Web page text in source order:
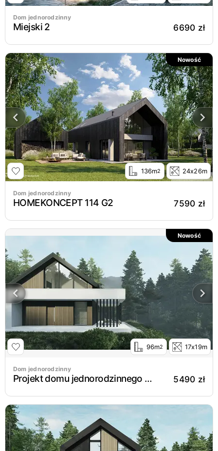
Dom jednorodzinny
Miejski 2 6690 zł
Nowość
136m2 24x26m
Dom jednorodzinny
HOMEKONCEPT 114 G2 7590 zł
Nowość
96m2 17x19m
Dom jednorodzinny
Projekt domu jednorodzinnego New House 752 5490 zł